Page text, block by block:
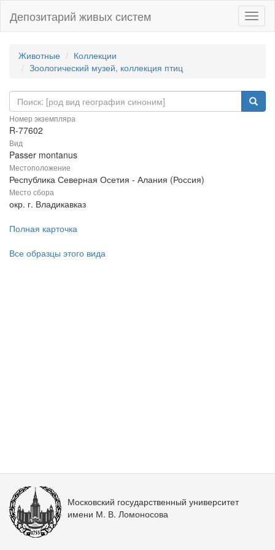
Депозитарий живых систем
Животные
Коллекции
Зоологический музей, коллекция птиц
Номер экземпляра
R-77602
Вид
Passer montanus
Местоположение
Республика Северная Осетия - Алания (Россия)
Место сбора
окр. г. Владикавказ
Полная карточка
Все образцы этого вида
Московский государственный университет
имени М. В. Ломоносова